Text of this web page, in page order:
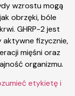
wzrostu mogą
obrzęki, bóle
GHRP-2 jest
fizycznie,
mięśni oraz
organizmu.
etykietę i